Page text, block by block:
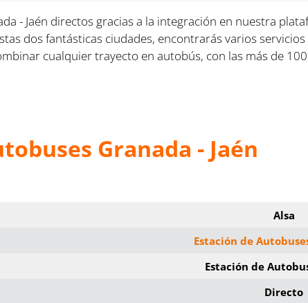
- Jaén directos gracias a la integración en nuestra
dos fantásticas ciudades, encontrarás varios
cualquier trayecto en autobús, con las más de
Granada - Jaén
Alsa
Estación de
Estación de
Directo